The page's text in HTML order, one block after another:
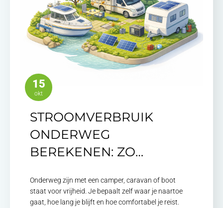
15
okt
STROOMVERBRUIK
ONDERWEG
BEREKENEN: ZO…
Onderweg zijn met een camper, caravan of boot
staat voor vrijheid. Je bepaalt zelf waar je naartoe
gaat, hoe lang je blijft en hoe comfortabel je reist.